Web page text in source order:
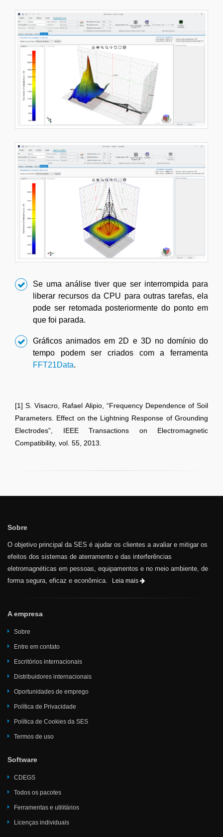
Se uma análise tiver que ser interrompida para
liberar recursos da CPU para outras tarefas, ela
pode ser retomada posteriormente do ponto em
que foi parada.
Gráficos animados em 2D e 3D no domínio do
tempo podem ser criados com a ferramenta
FFT21Data.
[1] S. Visacro, Rafael Alipio, “Frequency Dependence of Soil
Parameters. Effect on the Lightning Response of Grounding
Electrodes”, IEEE Transactions on Electromagnetic
Compatibility, vol. 55, 2013.
Sobre
O objetivo principal da SES é ajudar os clientes a avaliar e mitigar os
efeitos dos sistemas de aterramento e das interferências
eletromagnéticas em pessoas, equipamentos e no meio ambiente, de
forma segura, eficaz e econômica.
Leia mais
A empresa
Sobre
Entre em contato
Escritórios internacionais
Distribuidores internacionais
Oportunidades de emprego
Política de Privacidade
Política de Cookies da SES
Termos de uso
Software
CDEGS
Todos os pacotes
Ferramentas e utilitários
Licenças individuais